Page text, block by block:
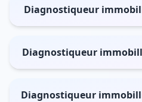
Diagnostiqueur
Diagnostiqueur
Diagnostiqueur